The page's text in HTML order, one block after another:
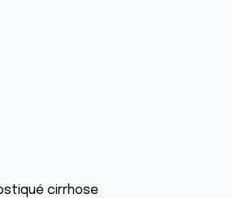
cirrhose